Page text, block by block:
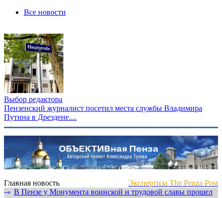
Все новости
Выбор редактора
Пензенский журналист посетил места службы Владимира
Путина в Дрездене....
Главная новость
Экспертиза The Penza Post
⇾ В Пензе у Монумента воинской и трудовой славы прошел